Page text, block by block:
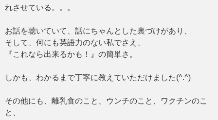
れさせている。。。
お話を聴いていて、話にちゃんとした裏づけがあり、
そして、何にも英語力のない私でさえ、
『これなら出来るかも！』の簡単さ。
しかも、わかるまで丁寧に教えていただけました(^.^)
その他にも、離乳食のこと、ウンチのこと、ワクチンのこ
と、